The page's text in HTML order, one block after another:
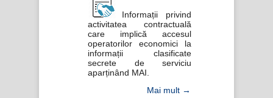
Mai mult →
Informații privind
activitatea contractuală
care implică accesul
operatorilor economici la
informații clasificate
secrete de serviciu
aparținând MAI.